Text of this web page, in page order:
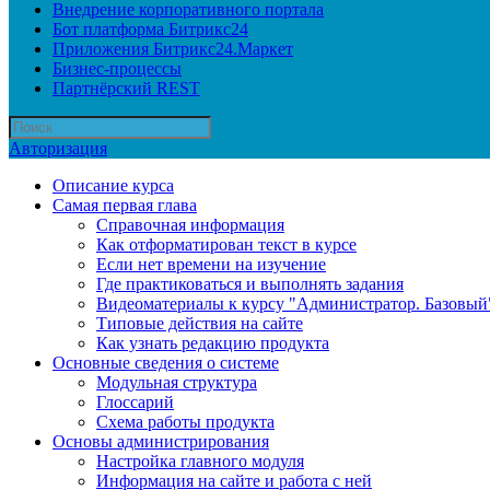
Внедрение корпоративного портала
Бот платформа Битрикс24
Приложения Битрикс24.Маркет
Бизнес-процессы
Партнёрский REST
Авторизация
Описание курса
Самая первая глава
Справочная информация
Как отформатирован текст в курсе
Если нет времени на изучение
Где практиковаться и выполнять задания
Видеоматериалы к курсу "Администратор.
Типовые действия на сайте
Как узнать редакцию продукта
Основные сведения о системе
Модульная структура
Глоссарий
Схема работы продукта
Основы администрирования
Настройка главного модуля
Информация на сайте и работа с ней